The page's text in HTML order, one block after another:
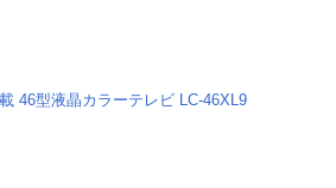
46型液晶カラーテレビ LC-46XL9